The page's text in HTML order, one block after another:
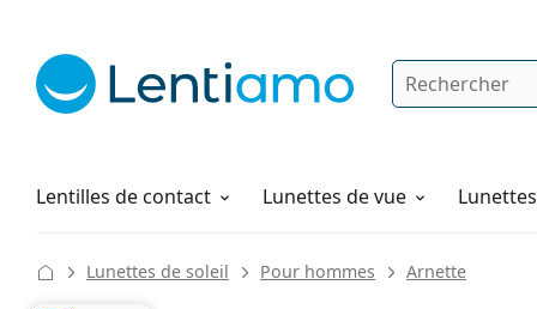
Rechercher
Lentilles de contact
Solutions Lunettes de vue
Comment commander
Lunettes de soleil Pour hommes Arnette